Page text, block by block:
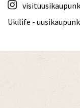
Ukilife -